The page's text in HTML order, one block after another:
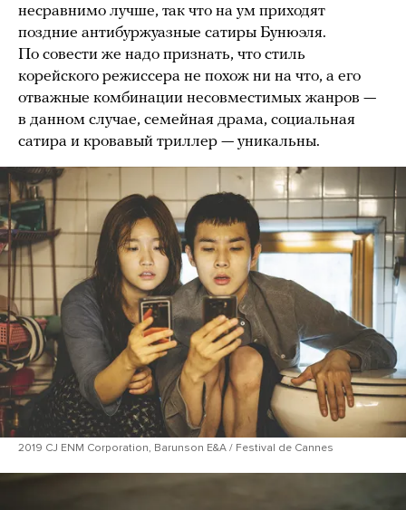
несравнимо лучше, так что на ум приходят
поздние антибуржуазные сатиры Бунюэля.
По совести же надо признать, что стиль
корейского режиссера не похож ни на что, а его
отважные комбинации несовместимых жанров —
в данном случае, семейная драма, социальная
сатира и кровавый триллер — уникальны.
2019 CJ ENM Corporation, Barunson E&A / Festival de Cannes